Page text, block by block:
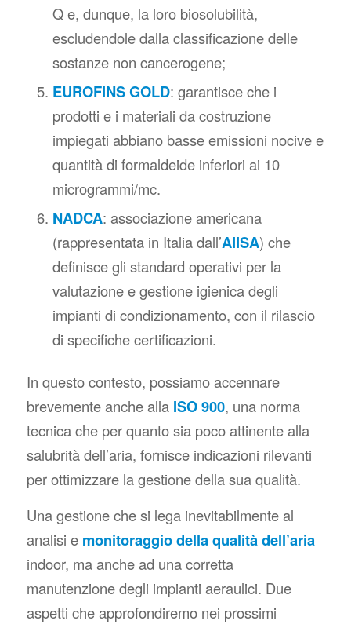
Q e, dunque, la loro biosolubilità,
escludendole dalla classificazione delle
sostanze non cancerogene;
EUROFINS GOLD: garantisce che i
prodotti e i materiali da costruzione
impiegati abbiano basse emissioni nocive e
quantità di formaldeide inferiori ai 10
microgrammi/mc.
NADCA: associazione americana
(rappresentata in Italia dall’AIISA) che
definisce gli standard operativi per la
valutazione e gestione igienica degli
impianti di condizionamento, con il rilascio
di specifiche certificazioni.
In questo contesto, possiamo accennare
brevemente anche alla ISO 900, una norma
tecnica che per quanto sia poco attinente alla
salubrità dell’aria, fornisce indicazioni rilevanti
per ottimizzare la gestione della sua qualità.
Una gestione che si lega inevitabilmente al
analisi e monitoraggio della qualità dell’aria
indoor, ma anche ad una corretta
manutenzione degli impianti aeraulici. Due
aspetti che approfondiremo nei prossimi